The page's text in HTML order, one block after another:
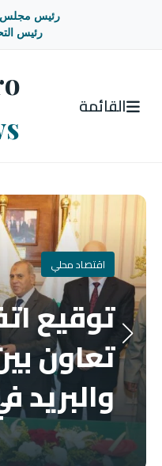
رئيس مجلس
رئيس
القائمة
اقتصاد محلي
توقيع
تعاون